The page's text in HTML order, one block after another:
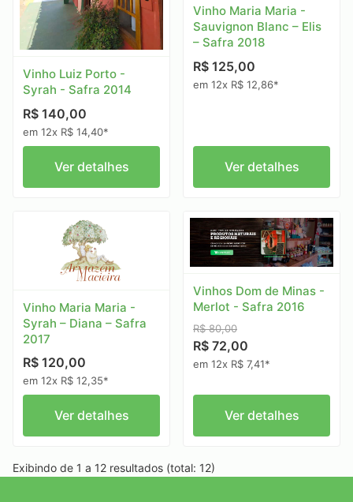
Vinho Luiz Porto -
Syrah - Safra 2014
R$ 140,00
em 12x R$ 14,40*
Ver detalhes
Vinho Maria Maria -
Sauvignon Blanc – Elis
– Safra 2018
R$ 125,00
em 12x R$ 12,86*
Ver detalhes
Vinho Maria Maria -
Syrah – Diana – Safra
2017
R$ 120,00
em 12x R$ 12,35*
Ver detalhes
Vinhos Dom de Minas -
Merlot - Safra 2016
R$ 80,00
R$ 72,00
em 12x R$ 7,41*
Ver detalhes
Exibindo de 1 a 12 resultados (total: 12)